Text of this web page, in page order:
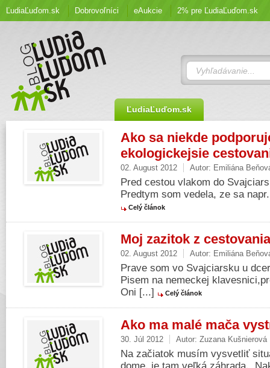
ĽudiaĽuďom.sk Dobrovoľníci eAukcie 2% pre ĽudiaĽuďom.sk
ĽudiaĽuďom.sk
Ako sa niekde
ekologickejsie
02. August 2012 Autor: Emiliána
Pred cestou vlakom do
Predtym som vedela, ze sa
Celý článok
Moj zazitok z
02. August 2012 Autor: Emiliána
Prave som vo Svajciarsku u
Pisem na nemeckej
Oni [...]
Celý článok
Ako ma malé mača
30. Júl 2012 Autor: Zuzana Kušnierová
Na začiatok musím vysvetliť